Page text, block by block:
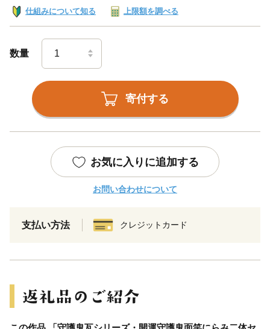
仕組みについて知る 上限額を調べる
数量
寄付する
お気に入りに追加する
お問い合わせについて
支払い方法 クレジットカード